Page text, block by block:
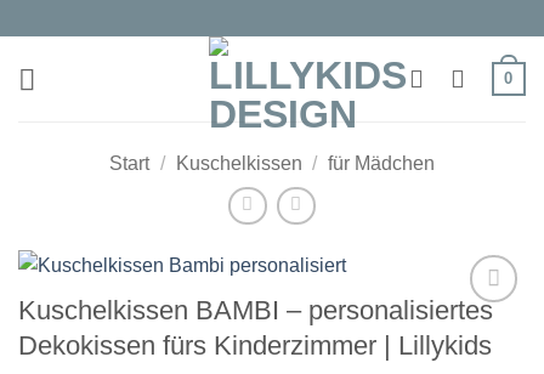
springen
0
Start / Kuschelkissen / für Mädchen
Wunschliste
Kuschelkissen BAMBI – personalisiertes
Dekokissen fürs Kinderzimmer | Lillykids